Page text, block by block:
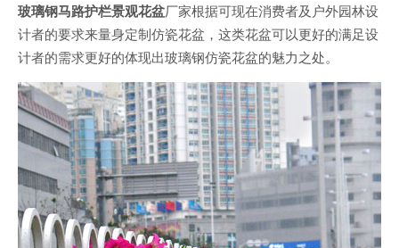
玻璃钢马路护栏景观花盆厂家根据可现在消费者及户外园林设
计者的要求来量身定制仿瓷花盆，这类花盆可以更好的满足设
计者的需求更好的体现出玻璃钢仿瓷花盆的魅力之处。